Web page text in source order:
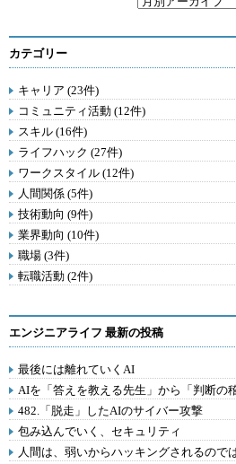
カテゴリー
キャリア (23件)
コミュニティ活動 (12件)
スキル (16件)
ライフハック (27件)
ワークスタイル (12件)
人間関係 (5件)
技術動向 (9件)
業界動向 (10件)
職場 (3件)
転職活動 (2件)
エンジニアライフ 最新の投稿
最後には離れていくAI
AIを「答えを教える先生」から「判断の
482.「脱走」したAIのサイバー攻撃
包み込んでいく、セキュリティ
人間は、弱いからハッキングされるので